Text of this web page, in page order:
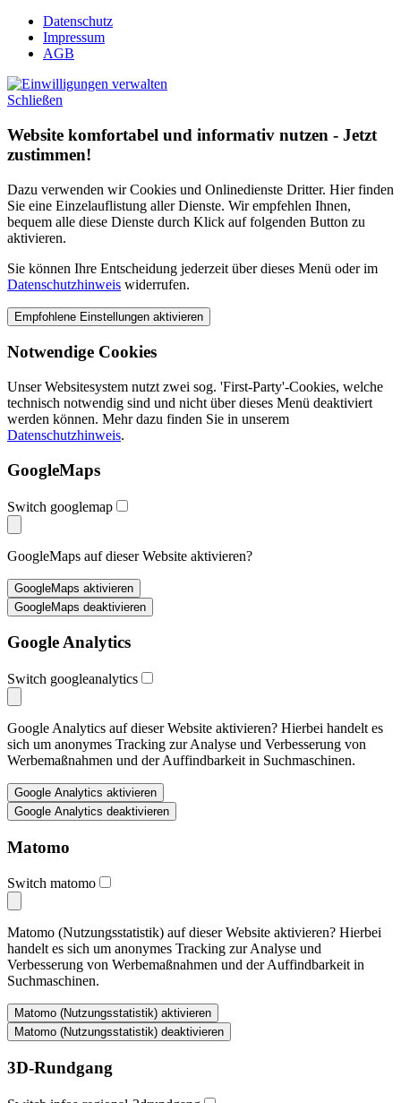
Datenschutz
Impressum
AGB
Schließen
Website komfortabel und informativ nutzen - Jetzt
zustimmen!
Dazu verwenden wir Cookies und Onlinedienste Dritter. Hier finden
Sie eine Einzelauflistung aller Dienste. Wir empfehlen Ihnen,
bequem alle diese Dienste durch Klick auf folgenden Button zu
aktivieren.
Sie können Ihre Entscheidung jederzeit über dieses Menü oder im
Datenschutzhinweis widerrufen.
Notwendige Cookies
Unser Websitesystem nutzt zwei sog. 'First-Party'-Cookies, welche
technisch notwendig sind und nicht über dieses Menü deaktiviert
werden können. Mehr dazu finden Sie in unserem
Datenschutzhinweis.
GoogleMaps
Switch googlemap
GoogleMaps auf dieser Website aktivieren?
Google Analytics
Switch googleanalytics
Google Analytics auf dieser Website aktivieren? Hierbei handelt es
sich um anonymes Tracking zur Analyse und Verbesserung von
Werbemaßnahmen und der Auffindbarkeit in Suchmaschinen.
Matomo
Switch matomo
Matomo (Nutzungsstatistik) auf dieser Website aktivieren? Hierbei
handelt es sich um anonymes Tracking zur Analyse und
Verbesserung von Werbemaßnahmen und der Auffindbarkeit in
Suchmaschinen.
3D-Rundgang